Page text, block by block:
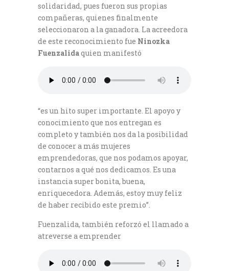
solidaridad, pues fueron sus propias
compañeras, quienes finalmente
seleccionaron a la ganadora. La acreedora
de este reconocimiento fue Ninozka
Fuenzalidaquien manifestó
“es un hito super importante. El apoyo y
conocimiento que nos entregan es
completo y también nos da la posibilidad
de conocer a más mujeres
emprendedoras, que nos podamos apoyar,
contarnos a qué nos dedicamos. Es una
instancia super bonita, buena,
enriquecedora. Además, estoy muy feliz
de haber recibido este premio”.
Fuenzalida, también reforzó el llamado a
atreverse a emprender